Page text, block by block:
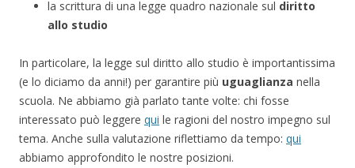
la scrittura di una legge quadro nazionale sul diritto
allo studio
In particolare, la legge sul diritto allo studio è importantissima
(e lo diciamo da anni!) per garantire più uguaglianza nella
scuola. Ne abbiamo già parlato tante volte: chi fosse
interessato può leggere qui le ragioni del nostro impegno sul
tema. Anche sulla valutazione riflettiamo da tempo: qui
abbiamo approfondito le nostre posizioni.